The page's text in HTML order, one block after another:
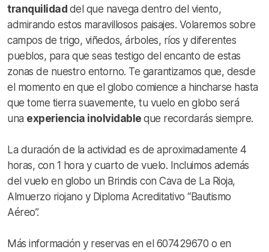
tranquilidad del que navega dentro del viento,
admirando estos maravillosos paisajes. Volaremos sobre
campos de trigo, viñedos, árboles, ríos y diferentes
pueblos, para que seas testigo del encanto de estas
zonas de nuestro entorno. Te garantizamos que, desde
el momento en que el globo comience a hincharse hasta
que tome tierra suavemente, tu vuelo en globo será
una experiencia inolvidable que recordarás siempre.
La duración de la actividad es de aproximadamente 4
horas, con 1 hora y cuarto de vuelo. Incluimos además
del vuelo en globo un Brindis con Cava de La Rioja,
Almuerzo riojano y Diploma Acreditativo “Bautismo
Aéreo”.
Más información y reservas en el 607429670 o en